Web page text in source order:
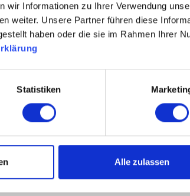
wir Informationen zu Ihrer Verwendung
weiter. Unsere Partner führen diese
haben oder die sie im Rahmen Ihrer
Statistiken
Alle zulassen